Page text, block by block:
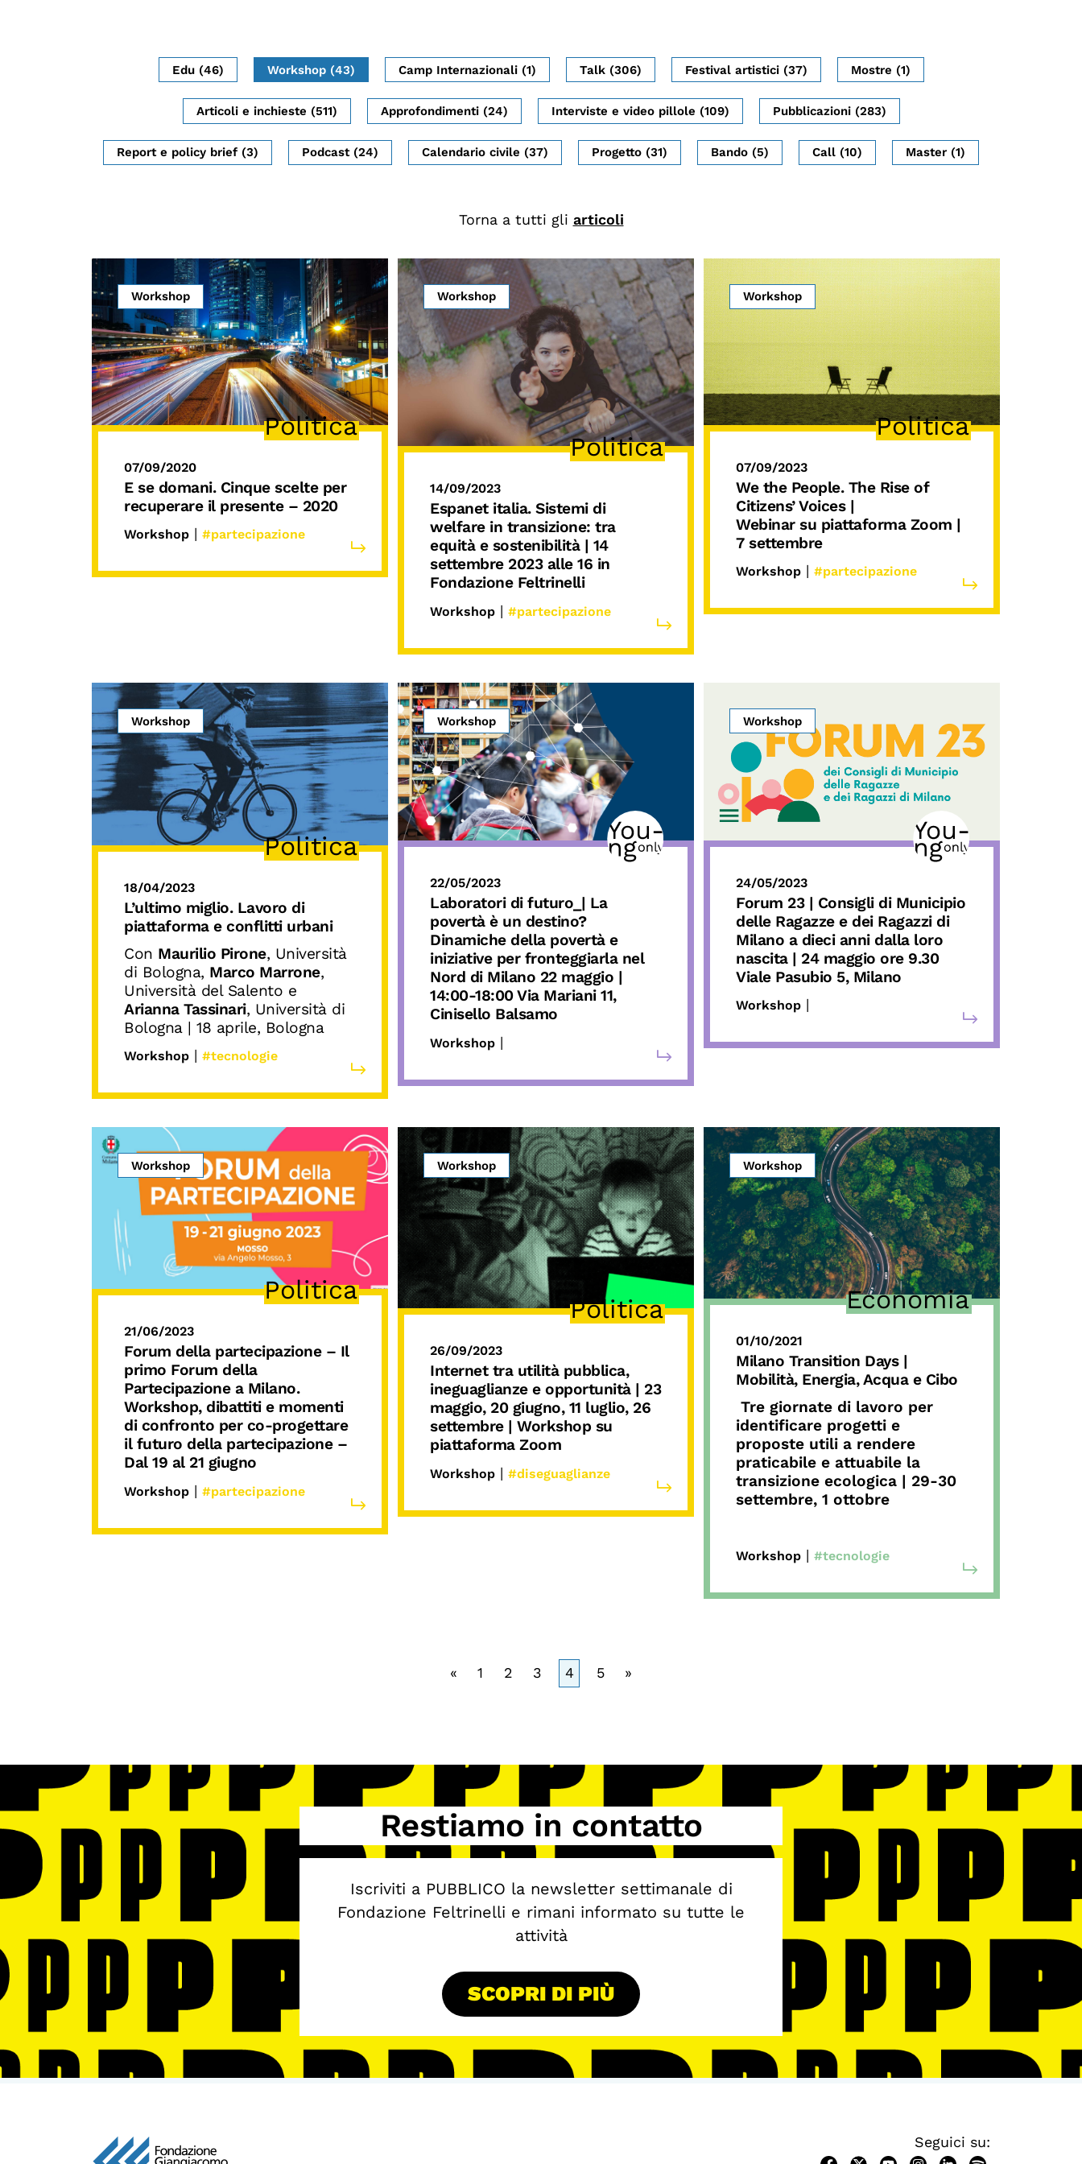
Elezioni dal mondo
Podcast
Edu (46) Workshop (43) Camp Internazionali (1) Talk (306) Festival artistici (37) Mostre (1)
Articoli e inchieste (511) Approfondimenti (24) Interviste e video pillole (109) Pubblicazioni (283)
Report e policy brief (3) Podcast (24) Calendario civile (37) Progetto (31) Bando (5) Call (10) Master (1)
Torna a tutti gli articoli
Workshop
Politica
07/09/2020
E se domani. Cinque scelte per
recuperare il presente – 2020
Workshop | #partecipazione
Workshop
Politica
14/09/2023
Espanet italia. Sistemi di
welfare in transizione: tra
equità e sostenibilità | 14
settembre 2023 alle 16 in
Fondazione Feltrinelli
Workshop | #partecipazione
Workshop
Politica
07/09/2023
We the People. The Rise of
Citizens’ Voices |
Webinar su piattaforma Zoom |
7 settembre
Workshop | #partecipazione
Workshop
Politica
18/04/2023
L’ultimo miglio. Lavoro di
piattaforma e conflitti urbani
Con Maurilio Pirone, Università
di Bologna, Marco Marrone,
Università del Salento e
Arianna Tassinari, Università di
Bologna | 18 aprile, Bologna
Workshop | #tecnologie
Workshop
22/05/2023
Laboratori di futuro_ | La
povertà è un destino?
Dinamiche della povertà e
iniziative per fronteggiarla nel
Nord di Milano 22 maggio |
14:00-18:00 Via Mariani 11,
Cinisello Balsamo
Workshop |
Workshop
24/05/2023
Forum 23 | Consigli di Municipio
delle Ragazze e dei Ragazzi di
Milano a dieci anni dalla loro
nascita| 24 maggio ore 9.30
Viale Pasubio 5, Milano
Workshop |
Workshop
Politica
21/06/2023
Forum della partecipazione– Il
primo Forum della
Partecipazione a Milano.
Workshop, dibattiti e momenti
di confronto per co-progettare
il futuro della partecipazione –
Dal 19 al 21 giugno
Workshop | #partecipazione
Workshop
Politica
26/09/2023
Internet tra utilità pubblica,
ineguaglianze e opportunità| 23
maggio, 20 giugno, 11 luglio, 26
settembre | Workshop su
piattaforma Zoom
Workshop | #diseguaglianze
Workshop
Economia
01/10/2021
Milano Transition Days|
Mobilità, Energia, Acqua e Cibo
Tre giornate di lavoro per
identificare progetti e
proposte utili a rendere
praticabile e attuabile la
transizione ecologica | 29-30
settembre, 1 ottobre
Workshop | #tecnologie
« 1 2 3 4 5 »
Restiamo in contatto
Iscriviti a PUBBLICO la newsletter settimanale di
Fondazione Feltrinelli e rimani informato su tutte le
attività
SCOPRI DI PIÙ
Seguici su: